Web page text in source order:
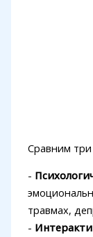
Сравним
-
травмах,
-